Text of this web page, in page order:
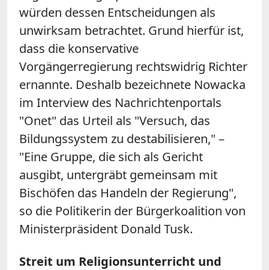
würden dessen Entscheidungen als
unwirksam betrachtet. Grund hierfür ist,
dass die konservative
Vorgängerregierung rechtswidrig Richter
ernannte. Deshalb bezeichnete Nowacka
im Interview des Nachrichtenportals
"Onet" das Urteil als "Versuch, das
Bildungssystem zu destabilisieren," –
"Eine Gruppe, die sich als Gericht
ausgibt, untergräbt gemeinsam mit
Bischöfen das Handeln der Regierung",
so die Politikerin der Bürgerkoalition von
Ministerpräsident Donald Tusk.
Streit um Religionsunterricht und